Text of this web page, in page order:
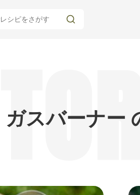
ガスバーナー